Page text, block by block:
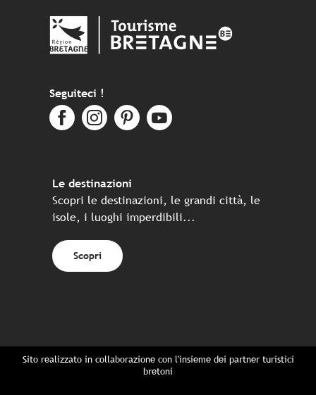
Seguiteci !
Le destinazioni
Scopri le destinazioni, le grandi città, le
isole, i luoghi imperdibili...
Scopri
Sito realizzato in collaborazione con l'insieme dei partner turistici
bretoni